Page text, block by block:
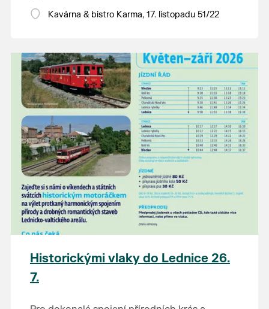
Kavárna & bistro Karma, 17. listopadu 51/22
Historickými vlaky do Lednice 26.
7.